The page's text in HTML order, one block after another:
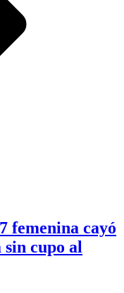
femenina cayó
sin cupo al